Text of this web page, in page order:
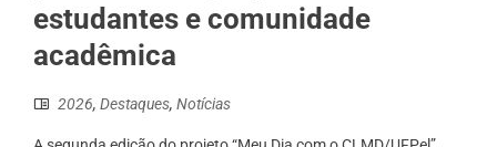
estudantes e comunidade
acadêmica
2026, Destaques, Notícias